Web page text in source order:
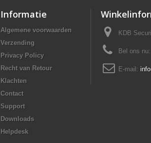
Informatie
Algemene voorwaarden
Verzending
Privacy Policy
Recht van Retour
Klachten
Contact
Support
Downloads
Helpdesk
KDB
Bel ons nu:
E-mail: